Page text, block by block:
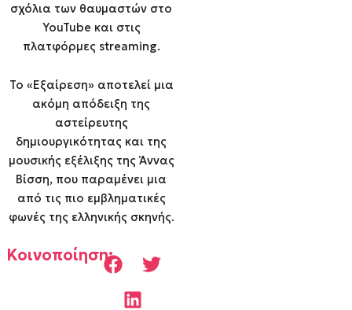
σχόλια των θαυμαστών στο
YouTube και στις
πλατφόρμες streaming.
Το «Εξαίρεση» αποτελεί μια
ακόμη απόδειξη της
αστείρευτης
δημιουργικότητας και της
μουσικής εξέλιξης της Άννας
Βίσση, που παραμένει μια
από τις πιο εμβληματικές
φωνές της ελληνικής σκηνής.
Κοινοποίηση: